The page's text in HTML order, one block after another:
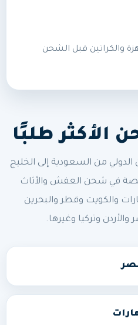
والكراتين قبل الشحن
الأكثر طلبًا
من السعودية إلى الخليج
في شحن العفش والأثاث
والكويت وقطر والبحرين
وتركيا وغيرها.